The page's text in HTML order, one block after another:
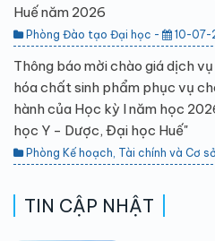
Huế năm 2026
Phòng Đào tạo Đại học - 10-07-
Thông báo mời chào giá dịch
hóa chất sinh phẩm phục vụ
hành của Học kỳ I năm học
học Y - Dược, Đại học Huế"
Phòng Kế hoạch, Tài chính và Cơ
TIN CẬP NHẬT